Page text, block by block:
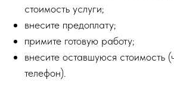
стоимость услуги;
внесите предоплату;
примите готовую работу;
внесите оставшуюся стоимость
телефон).